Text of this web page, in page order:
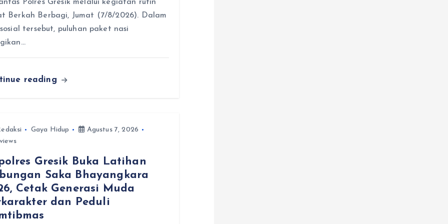
Polres Gresik melalui kegiatan rutin
Berkah Berbagi, Jumat (7/8/2026). Dalam
tersebut, puluhan paket nasi
reading
Gaya Hidup
Agustus 7, 2026
Gresik Buka Latihan
Saka Bhayangkara
Cetak Generasi Muda
dan Peduli